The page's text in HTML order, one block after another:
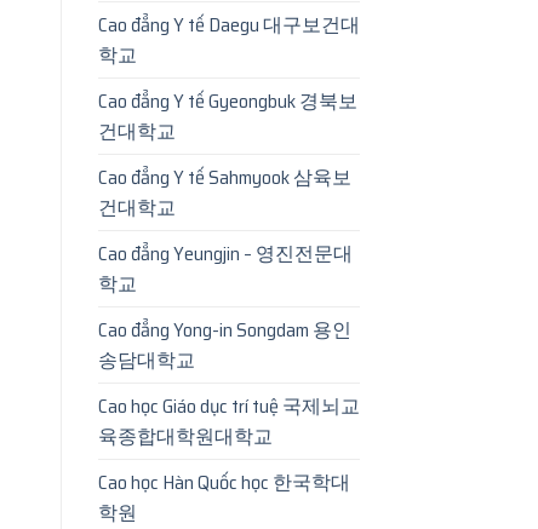
Cao đẳng Y tế Daegu 대구보건대
학교
Cao đẳng Y tế Gyeongbuk 경북보
건대학교
Cao đẳng Y tế Sahmyook 삼육보
건대학교
Cao đẳng Yeungjin – 영진전문대
학교
Cao đẳng Yong-in Songdam 용인
송담대학교
Cao học Giáo dục trí tuệ 국제뇌교
육종합대학원대학교
Cao học Hàn Quốc học 한국학대
학원